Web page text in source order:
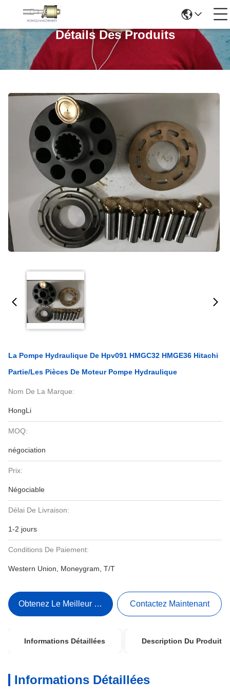
Détails Des Produits
La Pompe Hydraulique De Hpv091 HMGC32 HMGE36 Hitachi
Partie/les Pièces De Moteur Pompe Hydraulique
Nom De La Marque:
HongLi
MOQ:
négociation
Prix:
Négociable
Délai De Livraison:
1-2 jours
Conditions De Paiement:
Western Union, Moneygram, T/T
Obtenez Le Meilleur Prix Contactez Maintenant
Informations Détaillées Description Du Produit
Informations Détaillées